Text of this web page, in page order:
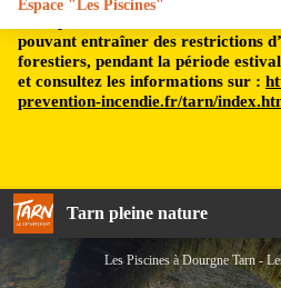
pouvant entraîner des restrictions
forestiers, pendant la période
et consultez les informations sur :
prevention-incendie.fr/tarn/
Tarn pleine nature
Espace "Les Piscines"